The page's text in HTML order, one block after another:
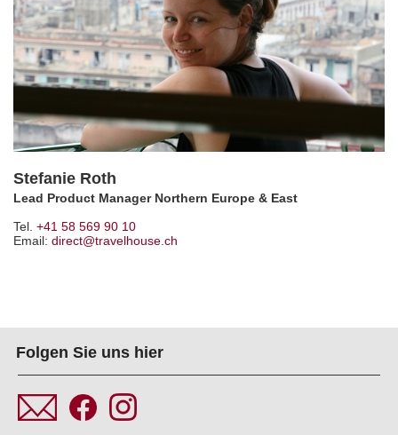
Stefanie Roth
Lead Product Manager Northern Europe & East
Tel. +41 58 569 90 10
Email: direct@travelhouse.ch
Folgen Sie uns hier